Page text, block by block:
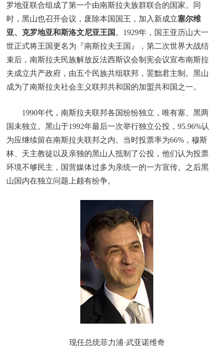
罗地亚联合组成了第一个由南斯拉夫族群联合的国家。同
时，黑山也召开会议，废除本国国王，加入新成立塞尔维
亚、克罗地亚和斯洛文尼亚王国 。1929年，国王亚历山大一
世正式将王国更名为『南斯拉夫王国』，第二次世界大战结
束后，南斯拉夫民族解放反法西斯议会制宪会议宣布南斯拉
夫成立共产政府，由五个民族共组联邦，罢黜君主制。黑山
成为了南斯拉夫社会主义联邦共和国的加盟共和国之一。
1990年代，南斯拉夫联邦各国纷纷独立，唯有塞、黑两
国未独立。黑山于1992年最后一次举行独立公投，95.96%认
为应继续留在南斯拉夫联邦之内。当时投票率为66%，穆斯
林、天主教徒以及亲独的黑山人抵制了公投，他们认为投票
环境不够民主，国营媒体过多为亲统一的一方宣传。之后黑
山国内在独立问题上颇有纷争。
现任总统菲力浦·武亚诺维奇